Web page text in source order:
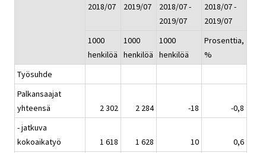
2018/07
2019/07
2018/07 -
2019/07
2018/07 -
2019/07
1000
henkilöä
1000
henkilöä
1000
henkilöä
Prosenttia,
%
Työsuhde
Palkansaajat
yhteensä
2 302 2 284 -18
-0,8
- jatkuva
kokoaikatyö
1 618 1 628 10
0,6